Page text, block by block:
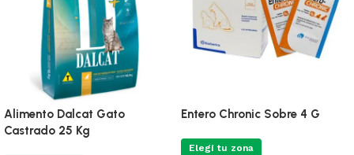
Alimento Dalcat Gato
Castrado 25 Kg
Entero Chronic Sobre 4 G
Elegí tu zona